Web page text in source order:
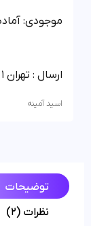
موجودی:
ارسال : تهران 1 روز | شهرستان 2 تا 3 روز
اسید آمینه
توضیحات
نظرات (2)